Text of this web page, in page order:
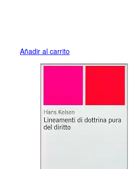
Añadir al carrito